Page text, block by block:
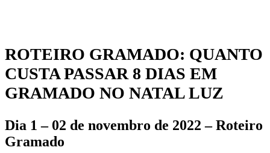
ROTEIRO GRAMADO: QUANTO
CUSTA PASSAR 8 DIAS EM
GRAMADO NO NATAL LUZ
Dia 1 – 02 de novembro de 2022 – Roteiro
Gramado